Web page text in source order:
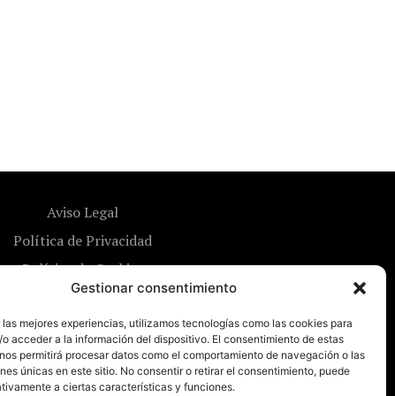
Gestionar consentimiento
las mejores experiencias, utilizamos tecnologías como las cookies para
acceder a la información del dispositivo. El consentimiento de estas
permitirá procesar datos como el comportamiento de navegación o las
únicas en este sitio. No consentir o retirar el consentimiento, puede
a ciertas características y funciones.
Aviso Legal
Política de Privacidad
Política de Cookies